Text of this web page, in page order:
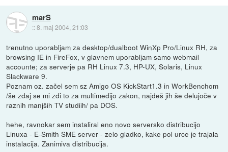
marS
::8. maj 2004, 21:03
trenutno uporabljam za desktop/dualboot WinXp Pro/Linux RH, za
browsing IE in FireFox, v glavnem uporabljam samo webmail
accounte; za serverje pa RH Linux 7.3, HP-UX, Solaris, Linux
Slackware 9.
Poznam oz. začel sem sz Amigo OS KickStart1.3 in WorkBenchom
/še zdaj se mi zdi to za multimedijo zakon, najdeš jih še delujoče v
raznih manjših TV studiih/ pa DOS.
hehe, ravnokar sem instaliral eno novo serversko distribucijo
Linuxa - E-Smith SME server - zelo gladko, kake pol urce je trajala
instalacija. Zanimiva distribucija.